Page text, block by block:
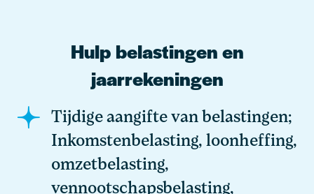
Hulp belastingen en
jaarrekeningen
Tijdige aangifte van belastingen;
Inkomstenbelasting, loonheffing,
omzetbelasting,
vennootschapsbelasting,